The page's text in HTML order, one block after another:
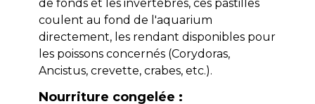
de fonds et les invertébrés, ces pastilles
coulent au fond de l'aquarium
directement, les rendant disponibles pour
les poissons concernés (Corydoras,
Ancistus, crevette, crabes, etc.).
Nourriture congelée :